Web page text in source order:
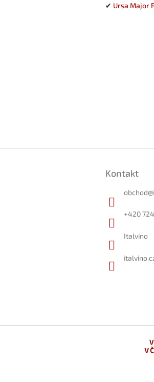
✔ Ursa Major
Kontakt
obchod@
+420
Italvino